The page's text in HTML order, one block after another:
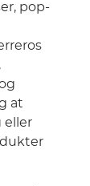
pop-
at
eller